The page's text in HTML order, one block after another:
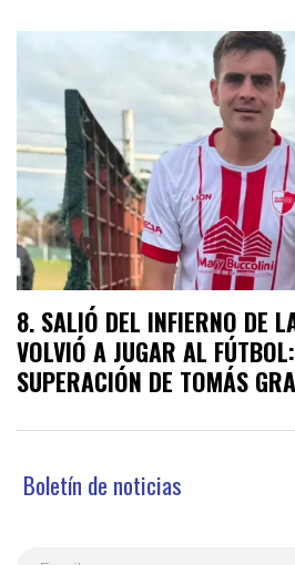
SALIÓ DEL INFIERNO DE
VOLVIÓ A JUGAR AL
SUPERACIÓN DE TOMÁS
Boletín de noticias